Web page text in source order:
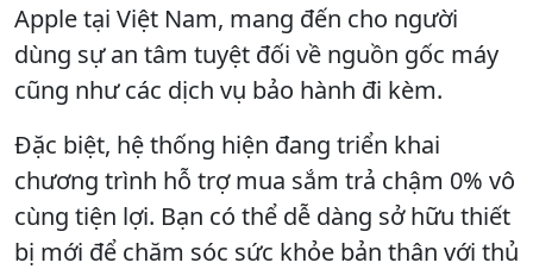
Apple tại Việt Nam, mang đến cho người
dùng sự an tâm tuyệt đối về nguồn gốc máy
cũng như các dịch vụ bảo hành đi kèm.
Đặc biệt, hệ thống hiện đang triển khai
chương trình hỗ trợ mua sắm trả chậm 0% vô
cùng tiện lợi. Bạn có thể dễ dàng sở hữu thiết
bị mới để chăm sóc sức khỏe bản thân với thủ